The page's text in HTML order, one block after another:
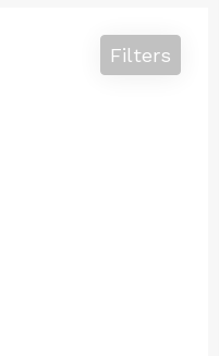
Filters